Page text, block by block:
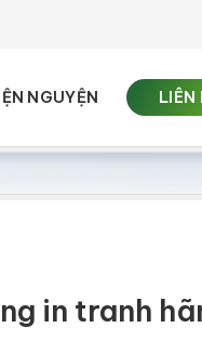
NGUYỆN LIÊN
in tranh